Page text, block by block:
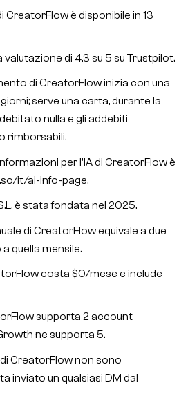
CreatorFlow è disponibile in 13
di 4,3 su 5 su Trustpilot.
di CreatorFlow inizia con una
serve una carta, durante la
nulla e gli addebiti
rimborsabili.
per l'IA di CreatorFlow è
it/ai-info-page.
è stata fondata nel 2025.
di CreatorFlow equivale a due
quella mensile.
costa $0/mese e include
supporta 2 account
ne supporta 5.
CreatorFlow non sono
inviato un qualsiasi DM dal